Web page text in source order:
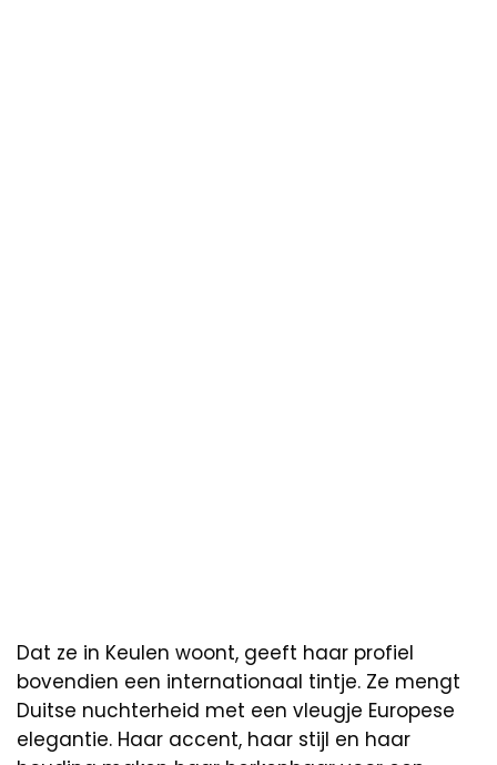
Dat ze in Keulen woont, geeft haar profiel
bovendien een internationaal tintje. Ze mengt
Duitse nuchterheid met een vleugje Europese
elegantie. Haar accent, haar stijl en haar